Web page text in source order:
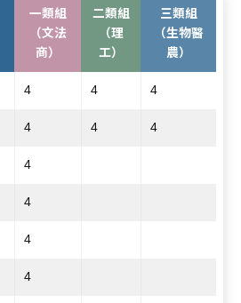
一類組
（文法
商）
二類組
（理
工）
三類組
（生物醫
農）
4 4 4
4 4 4
4
4
4
4